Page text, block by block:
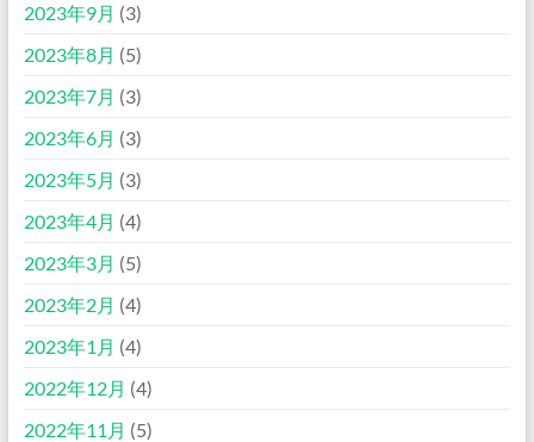
2023年9月 (3)
2023年8月 (5)
2023年7月 (3)
2023年6月 (3)
2023年5月 (3)
2023年4月 (4)
2023年3月 (5)
2023年2月 (4)
2023年1月 (4)
2022年12月 (4)
2022年11月 (5)